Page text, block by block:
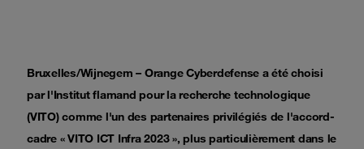
Bruxelles/Wijnegem – Orange Cyberdefense a été choisi
par l'Institut flamand pour la recherche technologique
(VITO) comme l'un des partenaires privilégiés de l'accord-
cadre « VITO ICT Infra 2023 », plus particulièrement dans le